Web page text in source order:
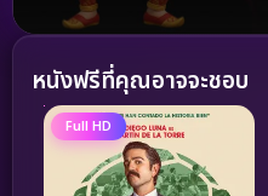
หนังฟรีที่คุณอาจจะชอบ
Full HD